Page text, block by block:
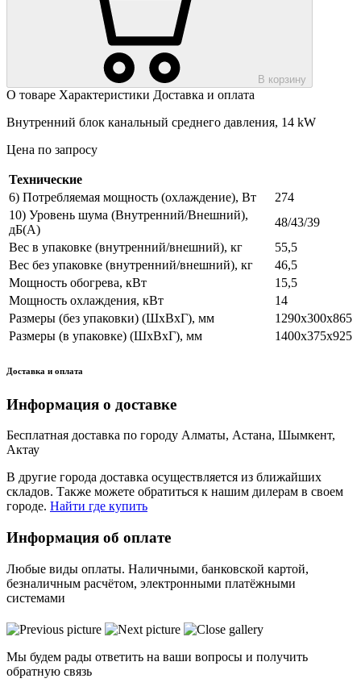
В корзину
О товаре Характеристики Доставка и оплата
Внутренний блок канальный среднего давления, 14 kW
Цена по запросу
Технические
6) Потребляемая мощность (охлаждение), Вт
274
10) Уровень шума (Внутренний/Внешний),
дБ(А)
48/43/39
Вес в упаковке (внутренний/внешний), кг
55,5
Вес без упаковке (внутренний/внешний), кг
46,5
Мощность обогрева, кВт
15,5
Мощность охлаждения, кВт
14
Размеры (без упаковки) (ШхВхГ), мм
1290х300х865
Размеры (в упаковке) (ШхВхГ), мм
1400х375х925
Доставка и оплата
Информация о доставке
Бесплатная доставка по городу Алматы, Астана, Шымкент,
Актау
В другие города доставка осуществляется из ближайших
складов. Также можете обратиться к нашим дилерам в своем
городе. Найти где купить
Информация об оплате
Любые виды оплаты. Наличными, банковской картой,
безналичным расчётом, электронными платёжными
системами
Мы будем рады ответить на ваши вопросы и получить
обратную связь